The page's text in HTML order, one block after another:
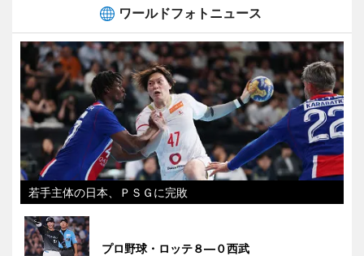
ワールドフォトニュース
若手主体の日本、ＰＳＧに完敗
プロ野球・ロッテ８―０西武